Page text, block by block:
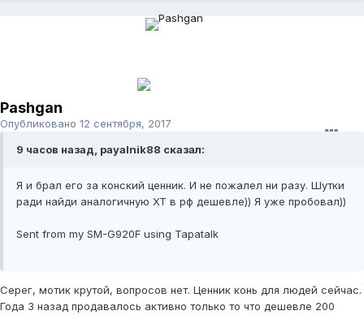
Pashgan
Опубликовано 12 сентября, 2017
9 часов назад, payalnik88 сказал:
Я и брал его за конский ценник. И не пожалел ни разу. Шутки
ради найди аналогичную ХТ в рф дешевле)) Я уже пробовал))
Sent from my SM-G920F using Tapatalk
Серег, мотик крутой, вопросов нет. Ценник конь для людей сейчас.
Года 3 назад продавалось активно только то что дешевле 200